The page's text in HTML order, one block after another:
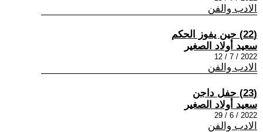
الادب والفن
(22) حين يفوز الحكم
سعيد أولاد الصغير
2022 / 7 / 12
الادب والفن
(23) حفل داجن
سعيد أولاد الصغير
2022 / 6 / 29
الادب والفن